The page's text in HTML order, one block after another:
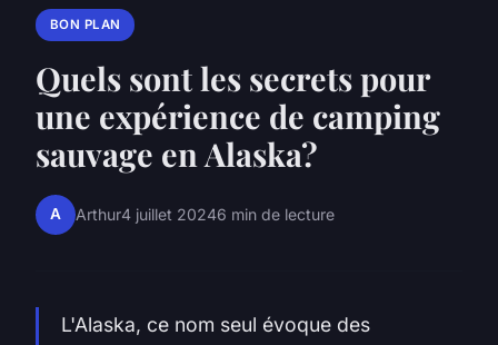
BON PLAN
Quels sont les secrets pour
une expérience de camping
sauvage en Alaska?
A Arthur4 juillet 20246 min de lecture
L'Alaska, ce nom seul évoque des